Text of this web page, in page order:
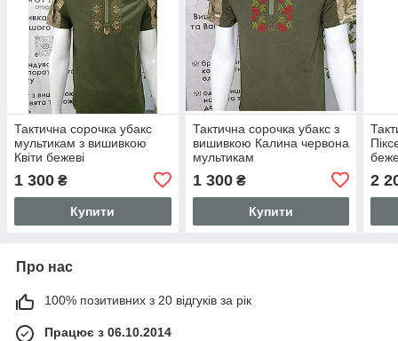
Тактична сорочка убакс
мультикам з вишивкою
Квіти бежеві
1 300 ₴
Купити
Тактична сорочка убакс з
вишивкою Калина червона
мультикам
1 300₴
Купити
2
Про нас
100% позитивних з 20 відгуків за рік
Працює з 06.10.2014